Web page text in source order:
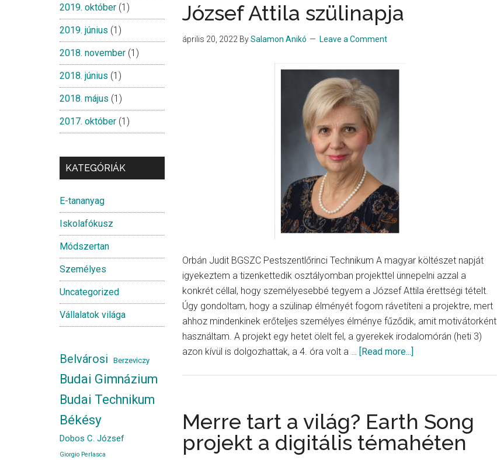
József Attila szülinapja
április 20, 2022 BySalamon Anikó Leave a Comment
Orbán Judit BGSZC Pestszentlőrinci Technikum A magyar költészet napját
igyekeztem a tizenkettedik osztályomban projekttel ünnepelni azzal a
konkrét céllal, hogy személyesebbé tegyem a József Attila érettségi tételt.
Úgy gondoltam, hogy a szülinap élményét fogom rávetíteni a projektre, mert
ahhoz mindenkinek erőteljes személyes élménye fűződik, amit motivátorként
használtam. A projekt egy hetet ölelt fel, a gyerekek irodalomórán (heti 3)
azon kívül is dolgozhattak, a 4. óra volt a …
[Read more...]
Merre tart a világ? Earth Song
projekt a digitális témahéten
2019. október (1)
2019. június (1)
2018. november (1)
2018. június (1)
2018. május (1)
2017. október (1)
KATEGÓRIÁK
E-tananyag
Iskolafókusz
Módszertan
Személyes
Uncategorized
Vállalatok világa
Belvárosi Berzeviczy
Budai Gimnázium
Budai Technikum
Békésy
Dobos C. József
Giorgio Perlasca